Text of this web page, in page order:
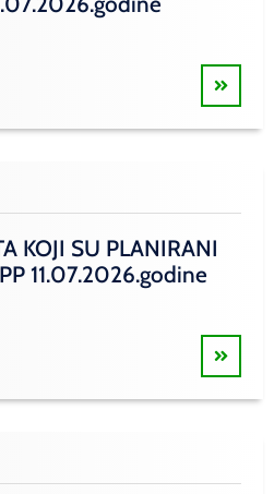
KOJI SU PLANIRANI
11.07.2026.godine